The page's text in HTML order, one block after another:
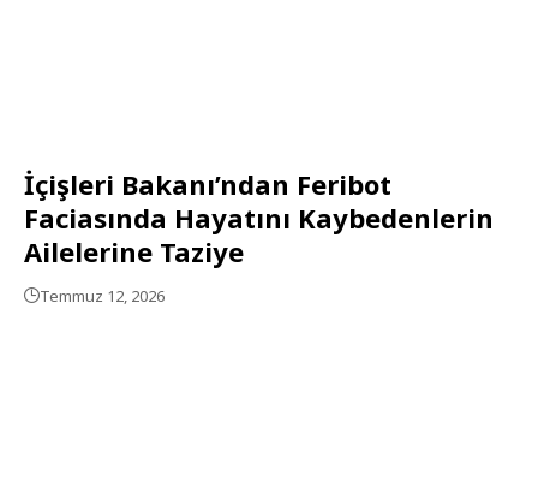
İçişleri Bakanı’ndan Feribot
Faciasında Hayatını Kaybedenlerin
Ailelerine Taziye
Temmuz 12, 2026